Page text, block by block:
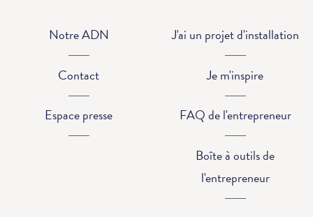
Notre ADN
Contact
Espace presse
J'ai un projet d'installation
Je m'inspire
FAQ de l'entrepreneur
Boîte à outils de
l'entrepreneur